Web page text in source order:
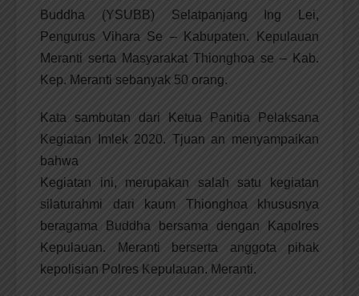
Buddha (YSUBB) Selatpanjang Ing Lei,
Pengurus Vihara Se – Kabupaten. Kepulauan
Meranti serta Masyarakat Thionghoa se – Kab.
Kep. Meranti sebanyak 50 orang.
Kata sambutan dari Ketua Panitia Pelaksana
Kegiatan Imlek 2020. Tjuan an menyampaikan
bahwa
Kegiatan ini, merupakan salah satu kegiatan
silaturahmi dari kaum Thionghoa khususnya
beragama Buddha bersama dengan Kapolres
Kepulauan. Meranti berserta anggota pihak
kepolisian Polres Kepulauan. Meranti.